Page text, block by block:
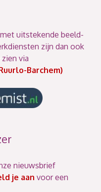
uitstekende beeld-
zijn dan ook
via
Barchem)
nieuwsbrief
je aan voor een